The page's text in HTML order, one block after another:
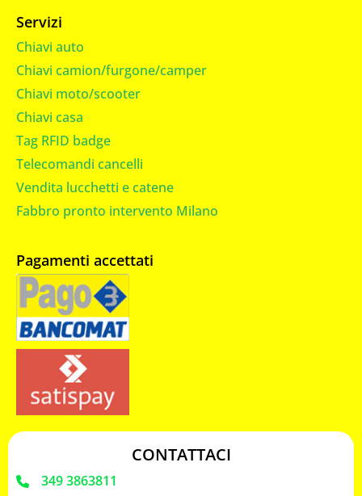
Servizi
Chiavi auto
Chiavi camion/furgone/camper
Chiavi moto/scooter
Chiavi casa
Tag RFID badge
Telecomandi cancelli
Vendita lucchetti e catene
Fabbro pronto intervento Milano
Pagamenti accettati
CONTATTACI
349 3863811